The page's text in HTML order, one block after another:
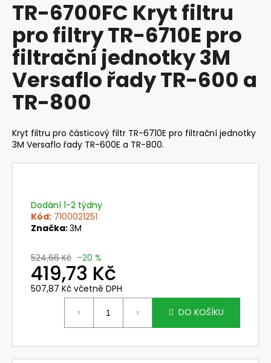
produktu
5
hvězdiček.
TR-6700FC Kryt filtru
pro filtry TR-6710E pro
filtrační jednotky 3M
Versaflo řady TR-600 a
TR-800
Kryt filtru pro částicový filtr TR-6710E pro filtrační jednotky
3M Versaflo řady TR-600E a TR-800.
Dodání 1-2 týdny
Kód: 7100021251
Značka:3M
524,66 Kč –20 %
419,73 Kč
507,87 Kč včetně DPH
DO KOŠÍKU
a
j
í
t
?
HLEDAT